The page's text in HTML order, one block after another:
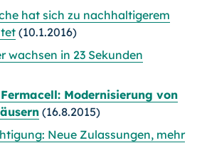
hat sich zu nachhaltigerem
(10.1.2016)
wachsen in 23 Sekunden
Modernisierung von
(16.8.2015)
Neue Zulassungen, mehr